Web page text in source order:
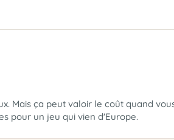
Mais ça peut valoir le coût quand
pour un jeu qui vien d'Europe.